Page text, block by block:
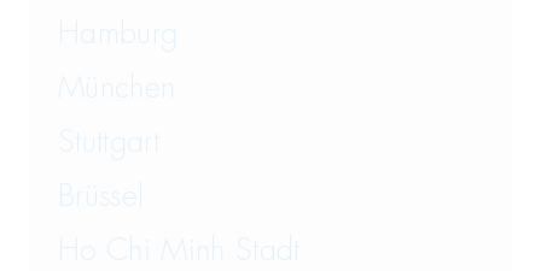
Hamburg
München
Stuttgart
Brüssel
Ho Chi Minh Stadt